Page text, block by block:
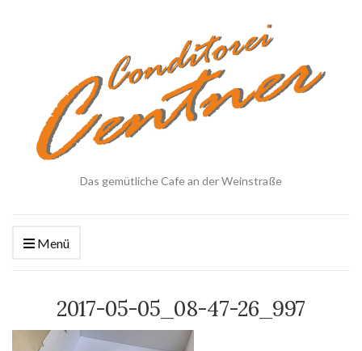
Das gemütliche Cafe an der Weinstraße
Menü
2017-05-05_08-47-26_997